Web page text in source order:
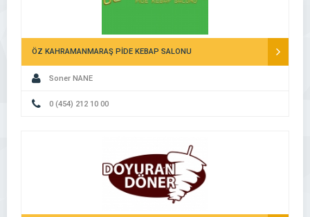
ÖZ KAHRAMANMARAŞ PİDE KEBAP SALONU
Soner NANE
0 (454) 212 10 00